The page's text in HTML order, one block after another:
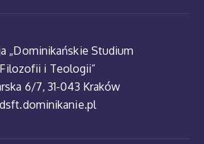
„Dominikańskie Studium
Filozofii i Teologii”
6/7, 31-043 Kraków
dsft.dominikanie.pl